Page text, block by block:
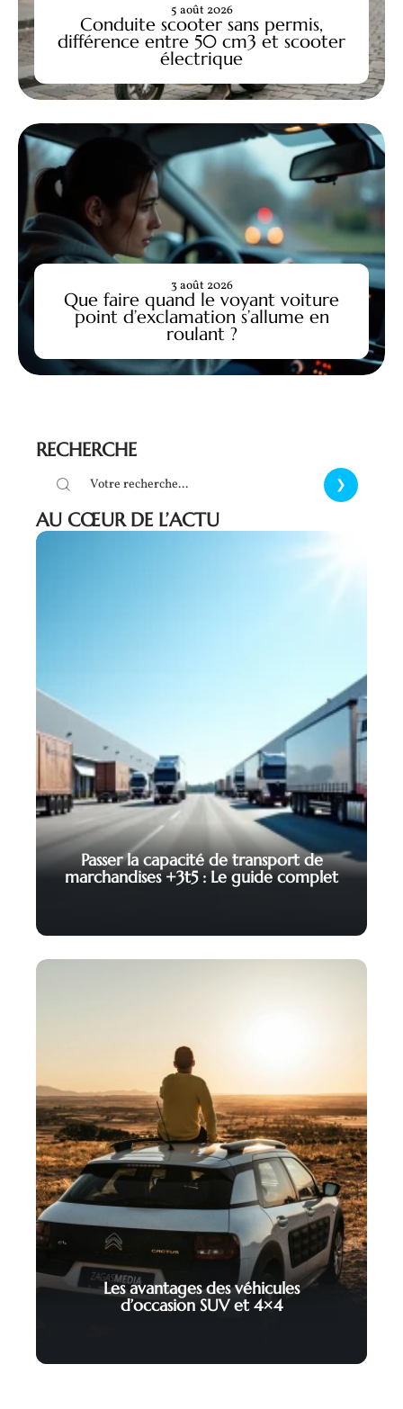
Conduite scooter sans permis,
différence entre 50 cm3 et scooter
électrique
5 août 2026
Que faire quand le voyant voiture
point d’exclamation s’allume en
roulant ?
3 août 2026
RECHERCHE
AU CŒUR DE L’ACTU
Passer la capacité de transport de
marchandises +3t5 : Le guide complet
Les avantages des véhicules
d’occasion SUV et 4×4